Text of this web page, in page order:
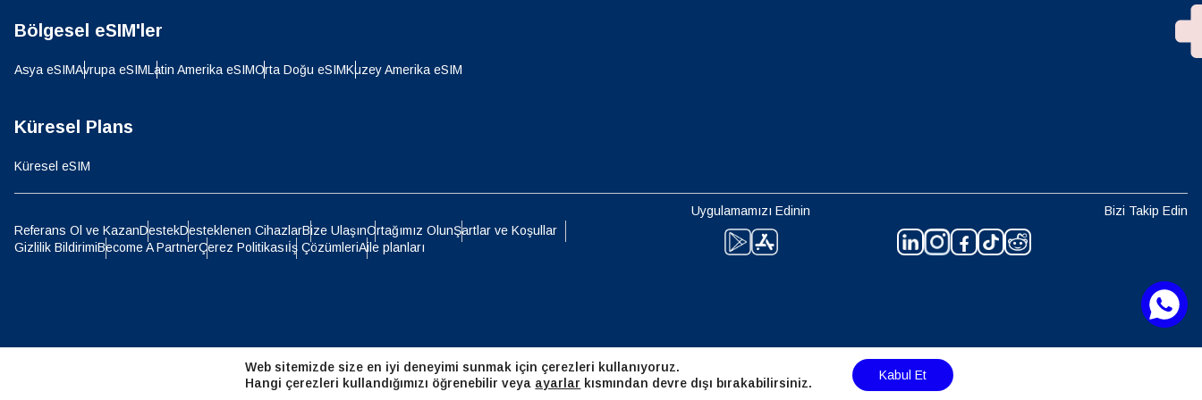
Bölgesel eSIM'ler
Asya eSIMAvrupa eSIMLatin Amerika eSIMOrta Doğu eSIMKuzey Amerika eSIM
Küresel Plans
Küresel eSIM
Referans Ol ve KazanDestekDesteklenen CihazlarBize UlaşınOrtağımız OlunŞartlar ve Koşullar
Gizlilik BildirimiBecome A PartnerÇerez Politikasıİş ÇözümleriAile planları
Uygulamamızı Edinin Bizi Takip Edin
Polski
简体中文 繁體中文
CAD - Kanada Doları GBP - İngiliz Sterlini
CHF - İsviçre Frangı NZD - Yeni Zelanda Doları
Web sitemizde size en iyi deneyimi sunmak için çerezleri kullanıyoruz.
Hangi çerezleri kullandığımızı öğrenebilir veya ayarlar kısmından devre dışı bırakabilirsiniz.
Kabul Et